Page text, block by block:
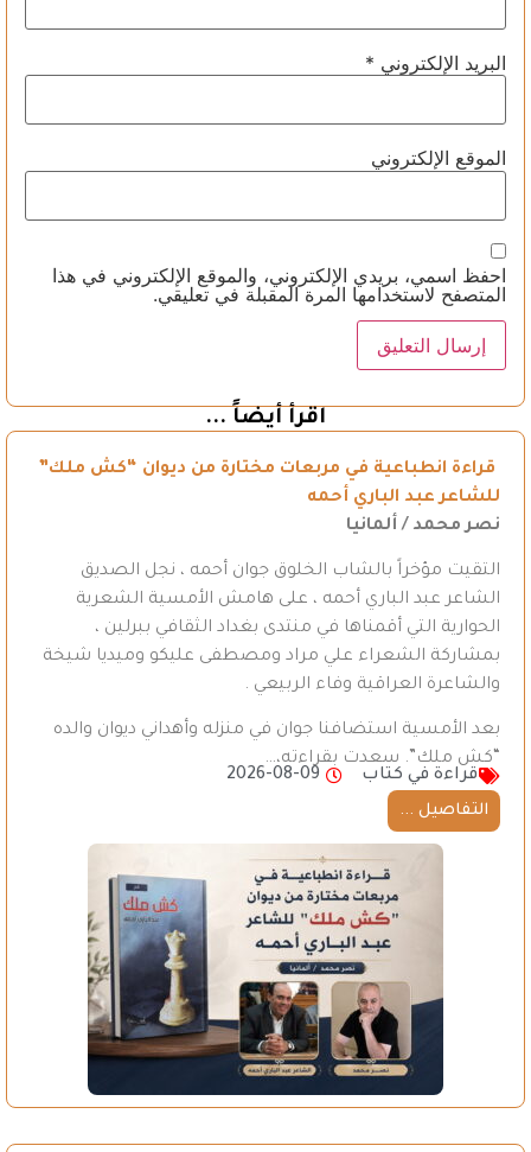
البريد الإلكتروني *
الموقع الإلكتروني
احفظ اسمي، بريدي الإلكتروني، والموقع الإلكتروني في هذا
المتصفح لاستخدامها المرة المقبلة في تعليقي.
اقرأ أيضاً ...
قراءة انطباعية في مربعات مختارة من ديوان “كش ملك”
للشاعر عبد الباري أحمه
نصر محمد / ألمانيا
التقيت مؤخراً بالشاب الخلوق جوان أحمه ، نجل الصديق
الشاعر عبد الباري أحمه ، على هامش الأمسية الشعرية
الحوارية التي أقمناها في منتدى بغداد الثقافي ببرلين ،
بمشاركة الشعراء علي مراد ومصطفى عليكو وميديا شيخة
والشاعرة العراقية وفاء الربيعي .
بعد الأمسية استضافنا جوان في منزله وأهداني ديوان والده
“كش ملك”. سعدت بقراءته،…
قراءة في كتاب
2026-08-09
التفاصيل ...